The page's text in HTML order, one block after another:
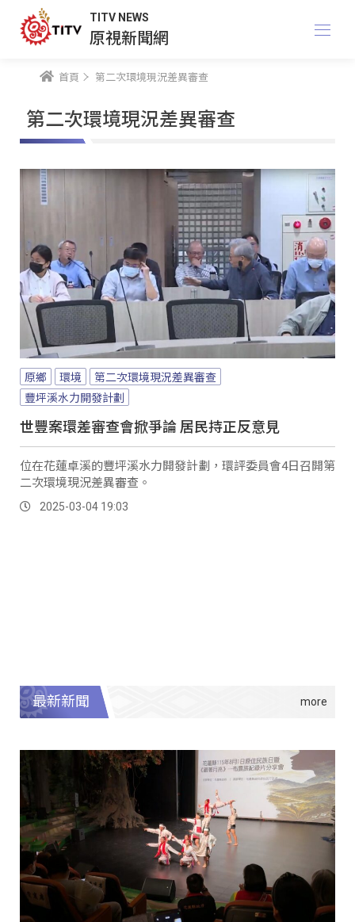
TITV NEWS
原視新聞網
首頁 第二次環境現況差異審查
第二次環境現況差異審查
原鄉 環境
第二次環境現況差異審查
豐坪溪水力開發計劃
世豐案環差審查會掀爭論 居民持正反意見
位在花蓮卓溪的豐坪溪水力開發計劃，環評委員會4日召開第
二次環境現況差異審查。
2025-03-04 19:03
最新新聞